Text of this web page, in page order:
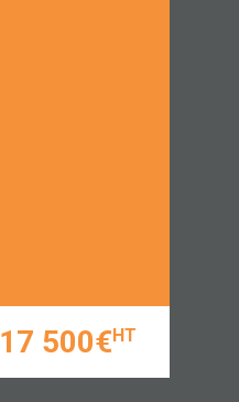
17 500€HT